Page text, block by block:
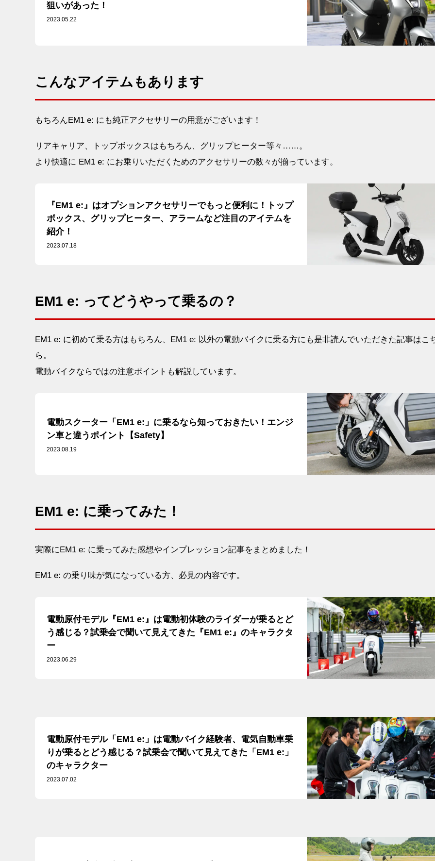
狙いがあった！
2023.05.22
こんなアイテムもあります
もちろんEM1 e: にも純正アクセサリーの用意がございます！
リアキャリア、トップボックスはもちろん、グリップヒーター等々……。
より快適に EM1 e: にお乗りいただくためのアクセサリーの数々が揃っています。
『EM1 e:』はオプションアクセサリーでもっと便利に！トップ
ボックス、グリップヒーター、アラームなど注目のアイテムを
紹介！
2023.07.18
EM1 e: ってどうやって乗るの？
EM1 e: に初めて乗る方はもちろん、EM1 e: 以外の電動バイクに乗る方にも是非読んでいただきた記事はこ
ら。
電動バイクならではの注意ポイントも解説しています。
電動スクーター「EM1 e:」に乗るなら知っておきたい！エンジ
ン車と違うポイント【Safety】
2023.08.19
EM1 e: に乗ってみた！
実際にEM1 e: に乗ってみた感想やインプレッション記事をまとめました！
EM1 e: の乗り味が気になっている方、必見の内容です。
電動原付モデル『EM1 e:』は電動初体験のライダーが乗るとど
う感じる？試乗会で聞いて見えてきた『EM1 e:』のキャラクタ
ー
2023.06.29
電動原付モデル「EM1 e:」は電動バイク経験者、電気自動車乗
りが乗るとどう感じる？試乗会で聞いて見えてきた「EM1 e:」
のキャラクター
2023.07.02